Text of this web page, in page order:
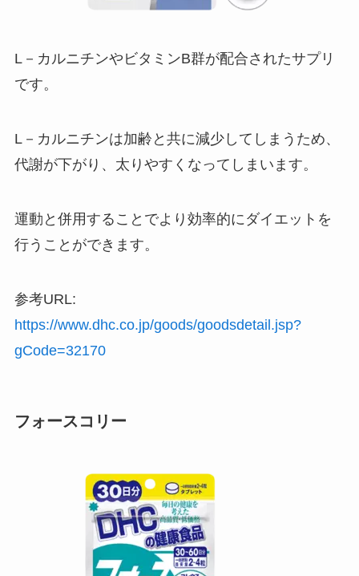
L－カルニチンやビタミンB群が配合されたサプリ
です。
L－カルニチンは加齢と共に減少してしまうため、
代謝が下がり、太りやすくなってしまいます。
運動と併用することでより効率的にダイエットを
行うことができます。
参考URL:
https://www.dhc.co.jp/goods/goodsdetail.jsp?
gCode=32170
フォースコリー